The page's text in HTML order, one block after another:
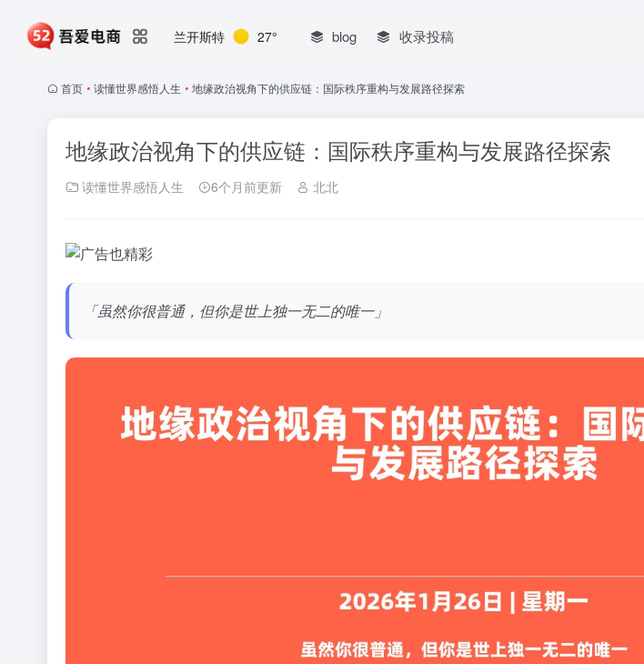
兰开斯特 27° blog 收录投稿
首页 • 读懂世界感悟人生 • 地缘政治视角下的供应链：国际秩序重构与发展路径探索
地缘政治视角下的供应链：国际秩序重构与发展路径探索
读懂世界感悟人生 6个月前更新 北北
「虽然你很普通，但你是世上独一无二的唯一」